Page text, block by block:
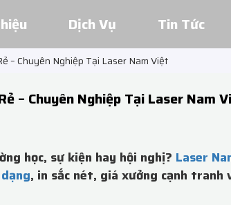
Dịch Vụ Tin Tức
– Chuyên Nghiệp Tại Laser Nam Việt
– Chuyên Nghiệp Tại Laser Nam
học, sự kiện hay hội nghị? Laser
, in sắc nét, giá xưởng cạnh tranh